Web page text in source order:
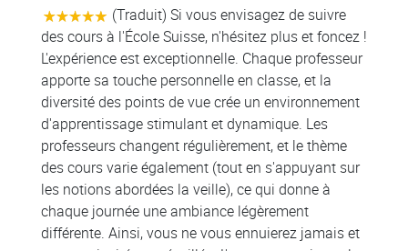
(Traduit) Si vous envisagez de suivre
des cours à l'École Suisse, n'hésitez plus et foncez !
L'expérience est exceptionnelle. Chaque professeur
apporte sa touche personnelle en classe, et la
diversité des points de vue crée un environnement
d'apprentissage stimulant et dynamique. Les
professeurs changent régulièrement, et le thème
des cours varie également (tout en s'appuyant sur
les notions abordées la veille), ce qui donne à
chaque journée une ambiance légèrement
différente. Ainsi, vous ne vous ennuierez jamais et